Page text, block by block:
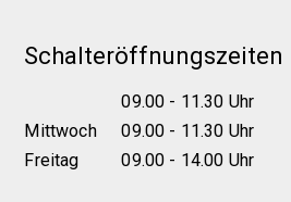
Schalteröffnungszeiten
09.00 - 11.30 Uhr
Mittwoch
09.00 - 11.30 Uhr
Freitag
09.00 - 14.00 Uhr